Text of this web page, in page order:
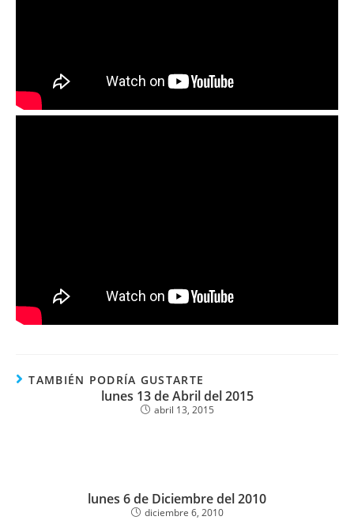
TAMBIÉN PODRÍA GUSTARTE
lunes 13 de Abril del 2015
abril 13, 2015
lunes 6 de Diciembre del 2010
diciembre 6, 2010